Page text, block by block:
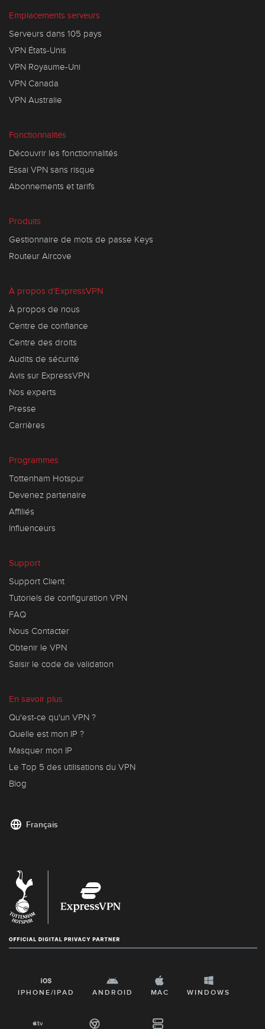
Emplacements serveurs
Serveurs dans 105 pays
VPN États-Unis
VPN Royaume-Uni
VPN Canada
VPN Australie
Fonctionnalités
Découvrir les fonctionnalités
Essai VPN sans risque
Abonnements et tarifs
Produits
Gestionnaire de mots de passe Keys
Routeur Aircove
À propos d'ExpressVPN
À propos de nous
Centre de confiance
Centre des droits
Audits de sécurité
Avis sur ExpressVPN
Nos experts
Presse
Carrières
Programmes
Tottenham Hotspur
Devenez partenaire
Affiliés
Influenceurs
Support
Support Client
Tutoriels de configuration VPN
FAQ
Nous Contacter
Obtenir le VPN
Saisir le code de validation
En savoir plus
Qu'est-ce qu'un VPN ?
Quelle est mon IP ?
Masquer mon IP
Le Top 5 des utilisations du VPN
Blog
Français
IPHONE/IPAD ANDROID MAC WINDOWS